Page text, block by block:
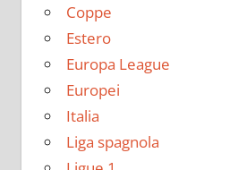
Coppe
Estero
Europa League
Europei
Italia
Liga spagnola